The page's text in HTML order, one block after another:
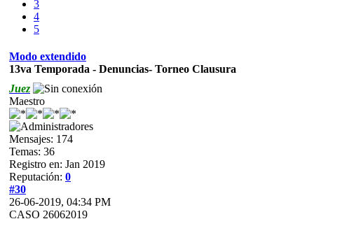
3
4
5
Modo extendido
13va Temporada - Denuncias- Torneo Clausura
Juez
Maestro
Mensajes: 174
Temas: 36
Registro en: Jan 2019
Reputación: 0
#30
26-06-2019, 04:34 PM
CASO 26062019